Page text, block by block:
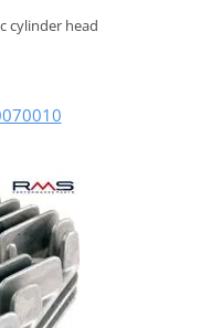
cylinder head